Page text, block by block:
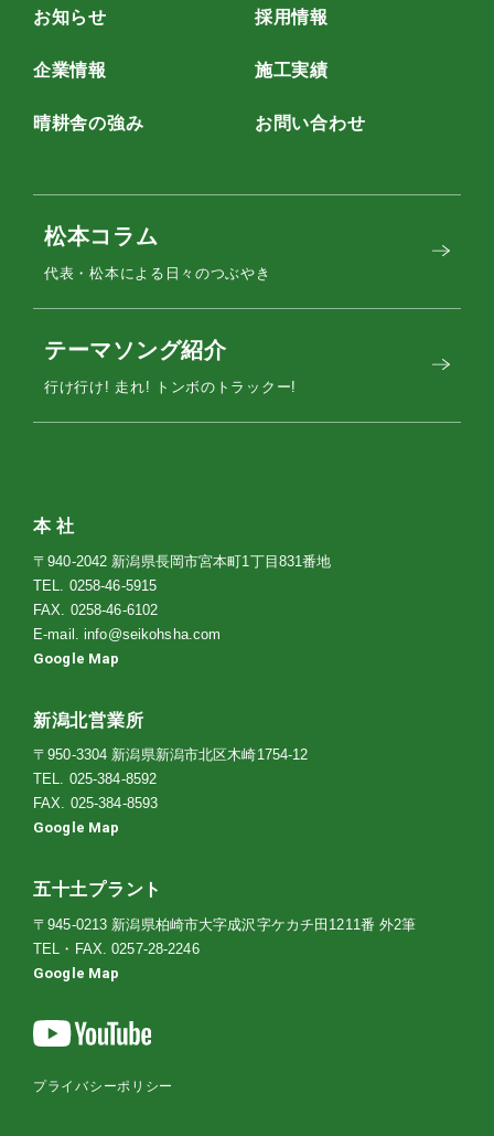
お知らせ
企業情報
晴耕舎の強み
採用情報
施工実績
お問い合わせ
松本コラム
代表・松本による日々のつぶやき
テーマソング紹介
行け行け! 走れ! トンボのトラックー!
本 社
〒940-2042 新潟県長岡市宮本町1丁目831番地
TEL. 0258-46-5915
FAX. 0258-46-6102
E-mail.info@seikohsha.com
Google Map
新潟北営業所
〒950-3304 新潟県新潟市北区木崎1754-12
TEL. 025-384-8592
FAX. 025-384-8593
Google Map
五十土プラント
〒945-0213 新潟県柏崎市大字成沢字ケカチ田1211番 外2筆
TEL・FAX.0257-28-2246
Google Map
プライバシーポリシー